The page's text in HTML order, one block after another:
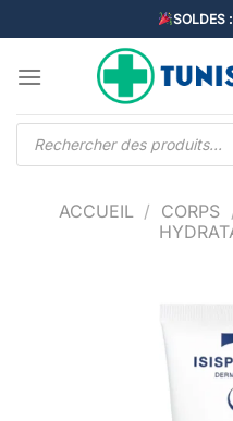
au
contenu
SOLDES
Recherche
ACCUEIL / CORPS